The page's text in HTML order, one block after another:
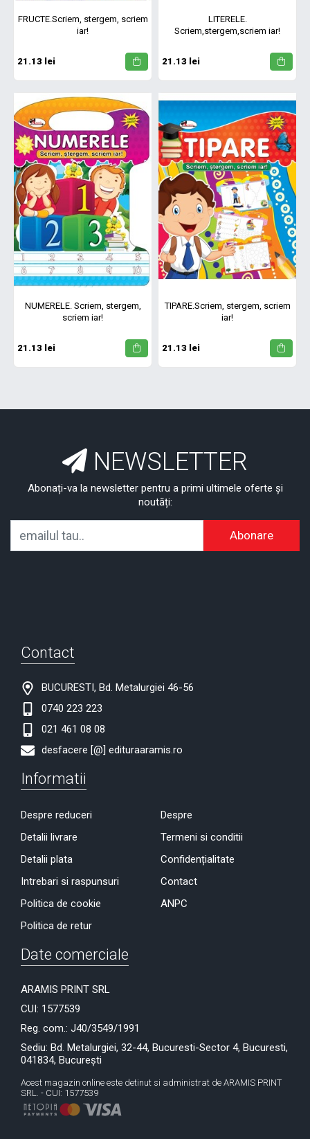
FRUCTE.Scriem, stergem, scriem
iar!
21.13 lei
LITERELE.
Scriem,stergem,scriem iar!
21.13 lei
NUMERELE. Scriem, stergem,
scriem iar!
21.13 lei
TIPARE.Scriem, stergem, scriem
iar!
21.13 lei
NEWSLETTER
Abonați-va la newsletter pentru a primi ultimele oferte și
noutăți:
Abonare
Contact
BUCURESTI, Bd. Metalurgiei 46-56
0740 223 223
021 461 08 08
desfacere [@] edituraaramis.ro
Informatii
Despre reduceri
Detalii livrare
Detalii plata
Intrebari si raspunsuri
Politica de cookie
Politica de retur
Despre
Termeni si conditii
Confidențialitate
Contact
ANPC
Date comerciale
ARAMIS PRINT SRL
CUI: 1577539
Reg. com.: J40/3549/1991
Sediu: Bd. Metalurgiei, 32-44, Bucuresti-Sector 4, Bucuresti,
041834, București
Acest magazin online este detinut si administrat de ARAMIS PRINT
SRL. - CUI: 1577539